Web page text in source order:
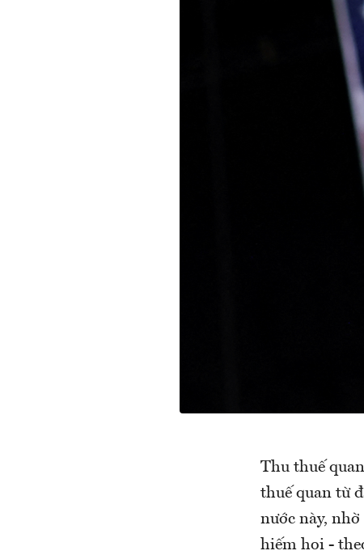
Thu thuế
thuế quan từ
nước này,
hiếm hoi -